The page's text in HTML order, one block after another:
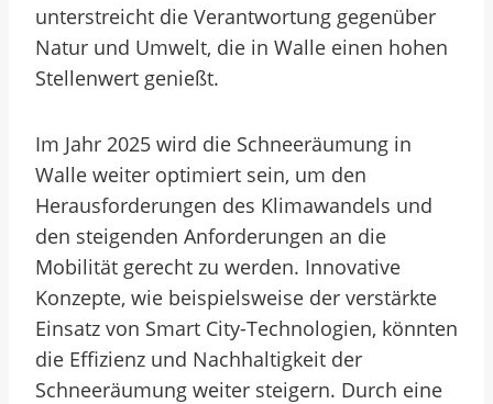
unterstreicht die Verantwortung gegenüber
Natur und Umwelt, die in Walle einen hohen
Stellenwert genießt.
Im Jahr 2025 wird die Schneeräumung in
Walle weiter optimiert sein, um den
Herausforderungen des Klimawandels und
den steigenden Anforderungen an die
Mobilität gerecht zu werden. Innovative
Konzepte, wie beispielsweise der verstärkte
Einsatz von Smart City-Technologien, könnten
die Effizienz und Nachhaltigkeit der
Schneeräumung weiter steigern. Durch eine